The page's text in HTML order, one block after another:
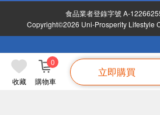
收藏 購物車
0
立即購買
食品業者登錄字號 A-
Copyright©2026 Uni-Prosperity Lifestyle